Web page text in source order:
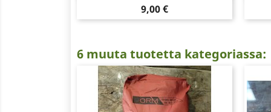
Hinta
9,00 €
6 muuta tuotetta kategoriassa: